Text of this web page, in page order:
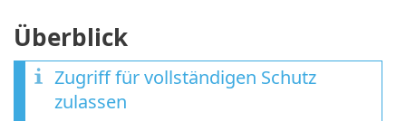
Überblick
Zugriff für vollständigen Schutz
zulassen